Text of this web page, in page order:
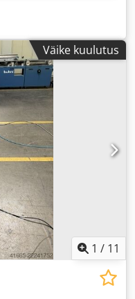
Väike kuulutus
1 / 11